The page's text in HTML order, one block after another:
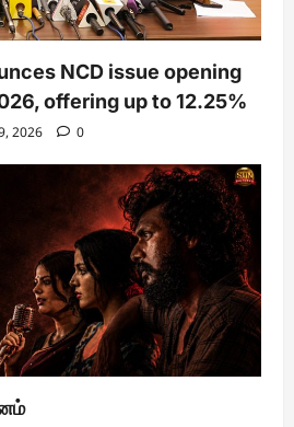
NCD issue opening
offering up to 12.25%
2026 0